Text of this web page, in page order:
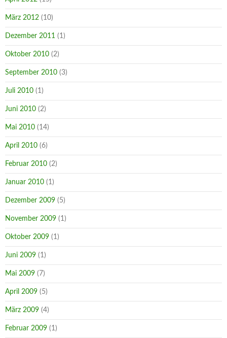
März 2012 (10)
Dezember 2011 (1)
Oktober 2010 (2)
September 2010 (3)
Juli 2010 (1)
Juni 2010 (2)
Mai 2010 (14)
April 2010 (6)
Februar 2010 (2)
Januar 2010 (1)
Dezember 2009 (5)
November 2009 (1)
Oktober 2009 (1)
Juni 2009 (1)
Mai 2009 (7)
April 2009 (5)
März 2009 (4)
Februar 2009 (1)